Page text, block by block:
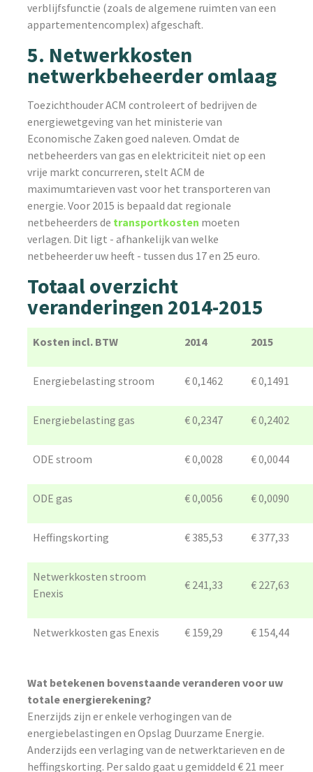
verblijfsfunctie (zoals de algemene ruimten van een
appartementencomplex) afgeschaft.
5. Netwerkkosten
netwerkbeheerder omlaag
Toezichthouder ACM controleert of bedrijven de
energiewetgeving van het ministerie van
Economische Zaken goed naleven. Omdat de
netbeheerders van gas en elektriciteit niet op een
vrije markt concurreren, stelt ACM de
maximumtarieven vast voor het transporteren van
energie. Voor 2015 is bepaald dat regionale
netbeheerders de transportkosten moeten
verlagen. Dit ligt - afhankelijk van welke
netbeheerder uw heeft - tussen dus 17 en 25 euro.
Totaal overzicht
veranderingen 2014-2015
Kosten incl. BTW 2014 2015
Energiebelasting stroom € 0,1462 € 0,1491
Energiebelasting gas € 0,2347 € 0,2402
ODE stroom € 0,0028 € 0,0044
ODE gas € 0,0056 € 0,0090
Heffingskorting € 385,53 € 377,33
Netwerkkosten stroom
Enexis
€ 241,33 € 227,63
Netwerkkosten gas Enexis € 159,29 € 154,44
Wat betekenen bovenstaande veranderen voor uw
totale energierekening?
Enerzijds zijn er enkele verhogingen van de
energiebelastingen en Opslag Duurzame Energie.
Anderzijds een verlaging van de netwerktarieven en de
heffingskorting. Per saldo gaat u gemiddeld € 21 meer